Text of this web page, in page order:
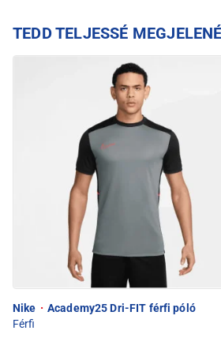
TEDD TELJESSÉ
Nike · Academy25 Dri-FIT férfi póló
Férfi